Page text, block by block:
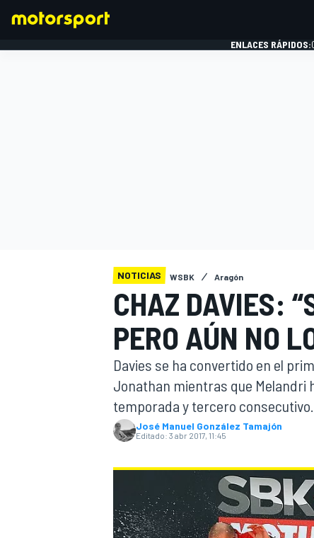
INDYCAR
ENLACES RÁPIDOS:
NOTICIAS WSBK Aragón
CHAZ DAVIES:
PERO AÚN NO
Davies se ha convertido en el
Jonathan mientras que Melandri
temporada y tercero
José Manuel González Tamajón
Editado: 3 abr 2017, 11:45